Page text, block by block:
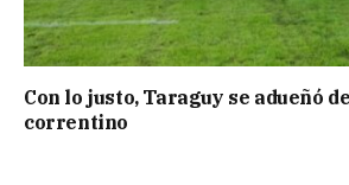
Con lo justo, Taraguy se adueñó
correntino